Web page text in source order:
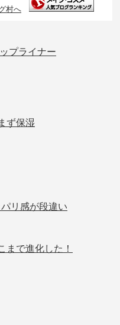
プライナー
ず保湿
リ感が段違い
まで進化した！